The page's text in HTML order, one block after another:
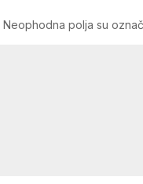
Neophodna polja su